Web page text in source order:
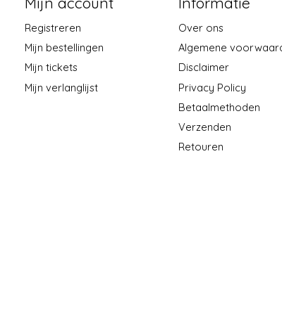
Registreren
Mijn bestellingen
Mijn tickets
Mijn verlanglijst
Over ons
Algemene
Disclaimer
Privacy Policy
Betaalmethoden
Verzenden
Retouren